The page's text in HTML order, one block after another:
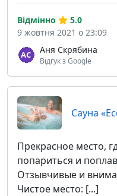
Аня Скрябина
Відгук з Google
Відмінно
5.0
9 жовтня 2021 о 23:09
Сауна
Прекрасное место,
попариться и
Отзывчивые и
Чистое место: [...]